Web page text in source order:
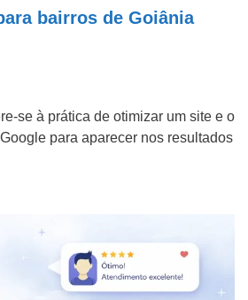
bairros de Goiânia
se à prática de otimizar um site e o
para aparecer nos resultados
ENVIAR